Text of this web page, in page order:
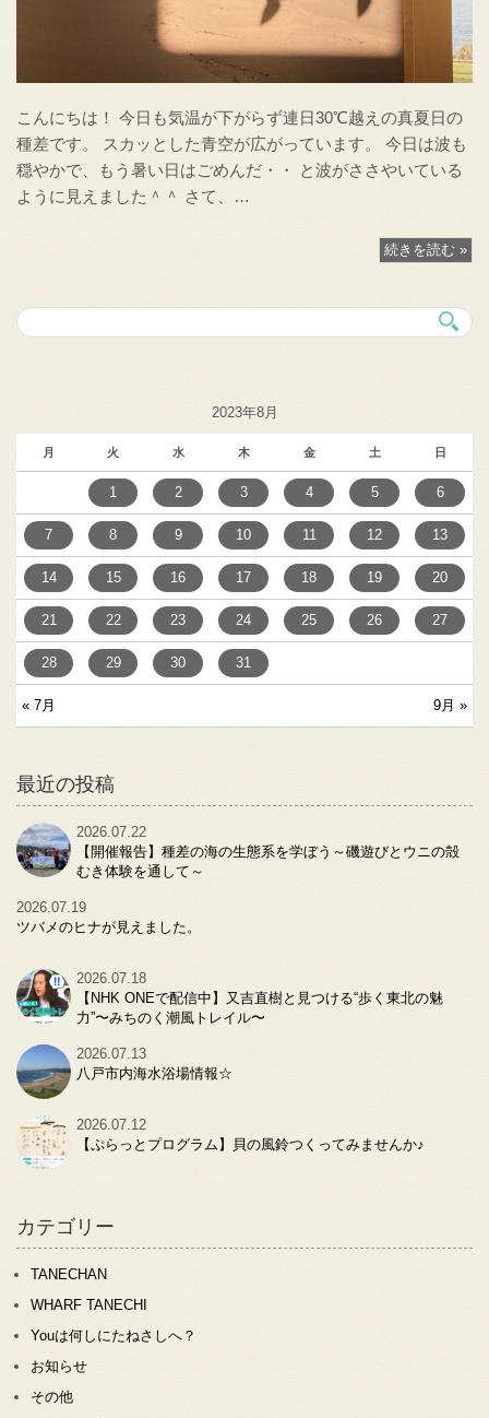
こんにちは！ 今日も気温が下がらず連日30℃越えの真夏日の
種差です。 スカッとした青空が広がっています。 今日は波も
穏やかで、もう暑い日はごめんだ・・ と波がささやいている
ように見えました＾＾ さて、…
続きを読む »
2023年8月
月 火 水 木 金 土 日
« 7月 9月 »
1 2 3 4 5 6
7 8 9 10 11 12 13
14 15 16 17 18 19 20
21 22 23 24 25 26 27
28 29 30 31
最近の投稿
2026.07.22
【開催報告】種差の海の生態系を学ぼう～磯遊びとウニの殻
むき体験を通して～
2026.07.19
ツバメのヒナが見えました。
2026.07.18
【NHK ONEで配信中】又吉直樹と見つける“歩く東北の魅
力”〜みちのく潮風トレイル〜
2026.07.13
八戸市内海水浴場情報☆
2026.07.12
【ぷらっとプログラム】貝の風鈴つくってみませんか♪
カテゴリー
TANECHAN
WHARF TANECHI
Youは何しにたねさしへ？
お知らせ
その他